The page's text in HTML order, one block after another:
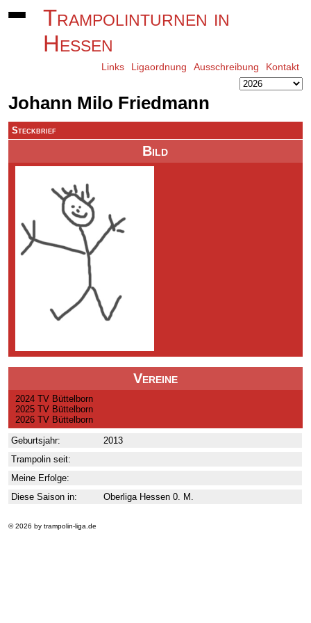
Trampolinturnen in
Hessen
Links Ligaordnung Ausschreibung Kontakt
Johann Milo Friedmann
Bild
Vereine
2024 TV Büttelborn
2025 TV Büttelborn
2026 TV Büttelborn
Steckbrief
Geburtsjahr:
2013
Trampolin seit:
Meine Erfolge:
Diese Saison in:
Oberliga Hessen 0. M.
© 2026 by trampolin-liga.de